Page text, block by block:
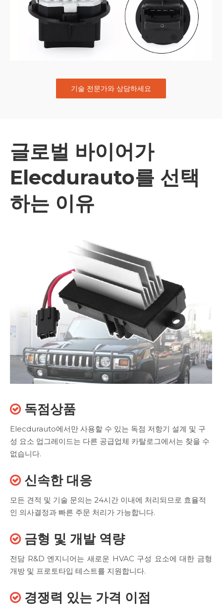
기술 전문가와 상담하세요
글로벌 바이어가
Elecdurauto를 선택
하는 이유
독점상품
Elecdurauto에서만 사용할 수 있는 독점 저항기 설계 및 구
성 요소 업그레이드는 다른 공급업체 카탈로그에서는 찾을 수
없습니다.
신속한 대응
모든 견적 및 기술 문의는 24시간 이내에 처리되므로 효율적
인 의사결정과 빠른 주문 처리가 가능합니다.
금형 및 개발 역량
전담 R&D 엔지니어는 새로운 HVAC 구성 요소에 대한 금형
개방 및 프로토타입 테스트를 지원합니다.
경쟁력 있는 가격 이점